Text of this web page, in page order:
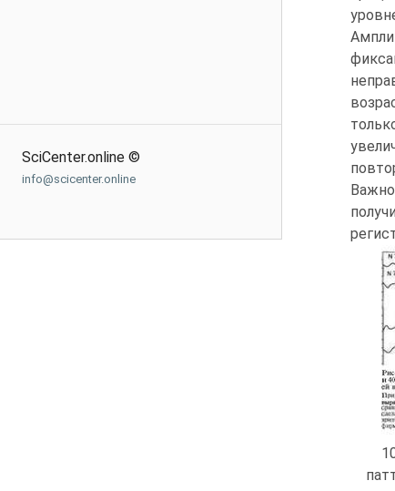
SciCenter.online ©
info@scicenter.online